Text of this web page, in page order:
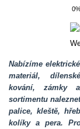
Nabízíme
materiál,
kování, zámky
sortimentu
palice, kleště,
kolíky a pera.